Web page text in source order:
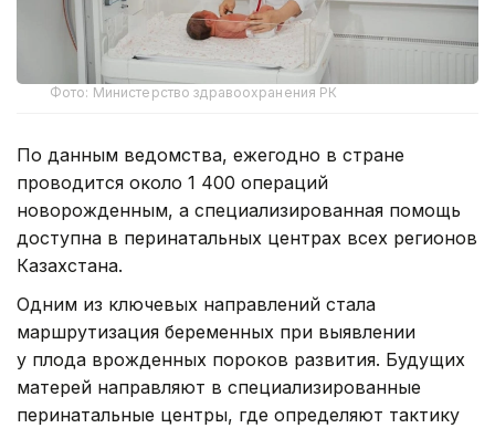
Фото: Министерство здравоохранения РК
По данным ведомства, ежегодно в стране
проводится около 1 400 операций
новорожденным, а специализированная помощь
доступна в перинатальных центрах всех регионов
Казахстана.
Одним из ключевых направлений стала
маршрутизация беременных при выявлении
у плода врожденных пороков развития. Будущих
матерей направляют в специализированные
перинатальные центры, где определяют тактику